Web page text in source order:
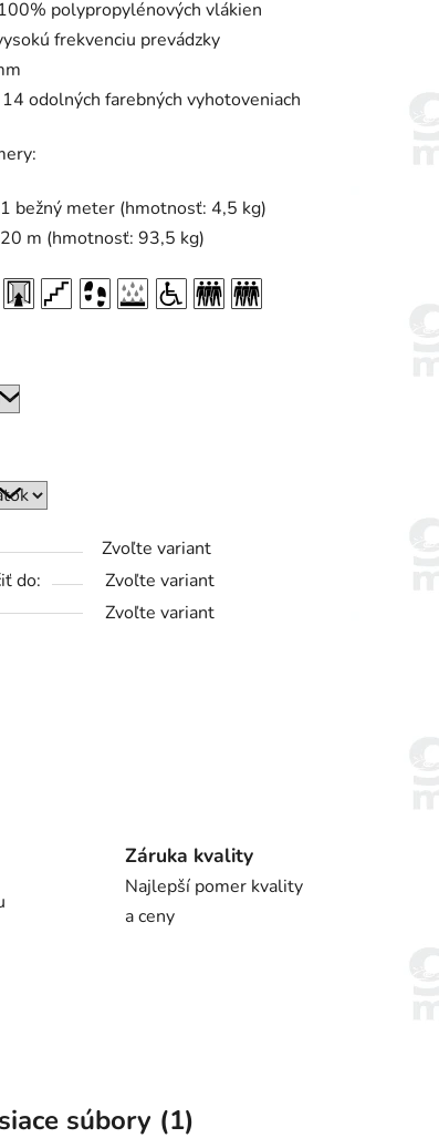
polypropylénových vlákien
frekvenciu prevádzky
odolných farebných vyhotoveniach
bežný meter (hmotnosť: 4,5 kg)
m (hmotnosť: 93,5 kg)
Zvoľte variant
do:
Zvoľte variant
Zvoľte variant
Záruka kvality
Najlepší pomer kvality
a ceny
súbory (1)